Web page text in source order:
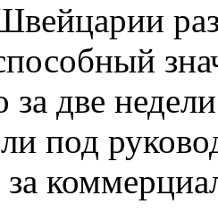
за две
под